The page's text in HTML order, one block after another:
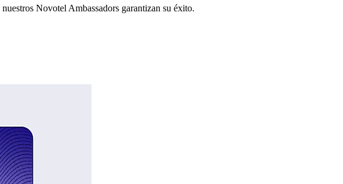
Novotel Ambassadors garantizan su éxito.